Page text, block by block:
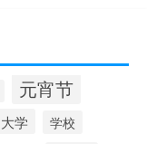
元宵节
大学
学校